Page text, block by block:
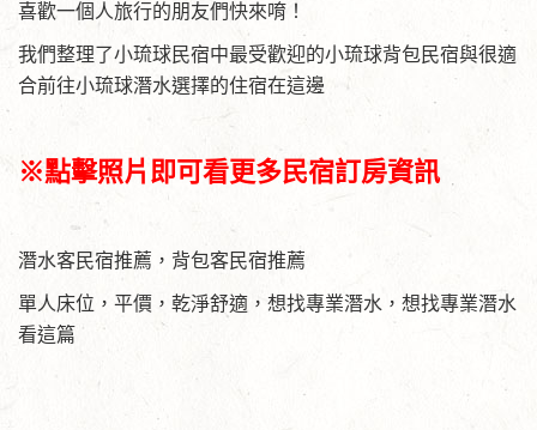
喜歡一個人旅行的朋友們快來唷！
我們整理了小琉球民宿中最受歡迎的小琉球背包民宿與很適
合前往小琉球潛水選擇的住宿在這邊
※點擊照片即可看更多民宿訂房資訊
潛水客民宿推薦，背包客民宿推薦
單人床位，平價，乾淨舒適，想找專業潛水，想找專業潛水
看這篇